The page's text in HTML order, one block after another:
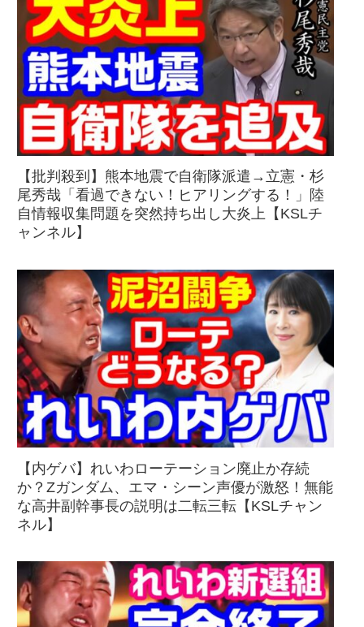
【批判殺到】熊本地震で自衛隊派遣→立憲・杉
尾秀哉「看過できない！ヒアリングする！」陸
自情報収集問題を突然持ち出し大炎上【KSLチ
ャンネル】
【内ゲバ】れいわローテーション廃止か存続
か？Zガンダム、エマ・シーン声優が激怒！無能
な高井副幹事長の説明は二転三転【KSLチャン
ネル】